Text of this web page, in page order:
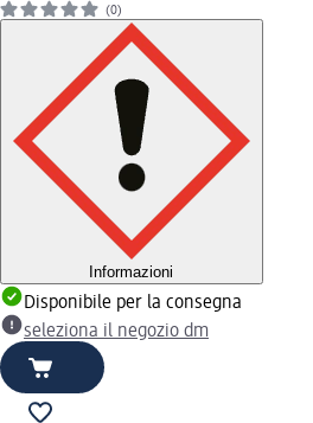
(0)
Informazioni
Disponibile per la consegna
seleziona il negozio dm